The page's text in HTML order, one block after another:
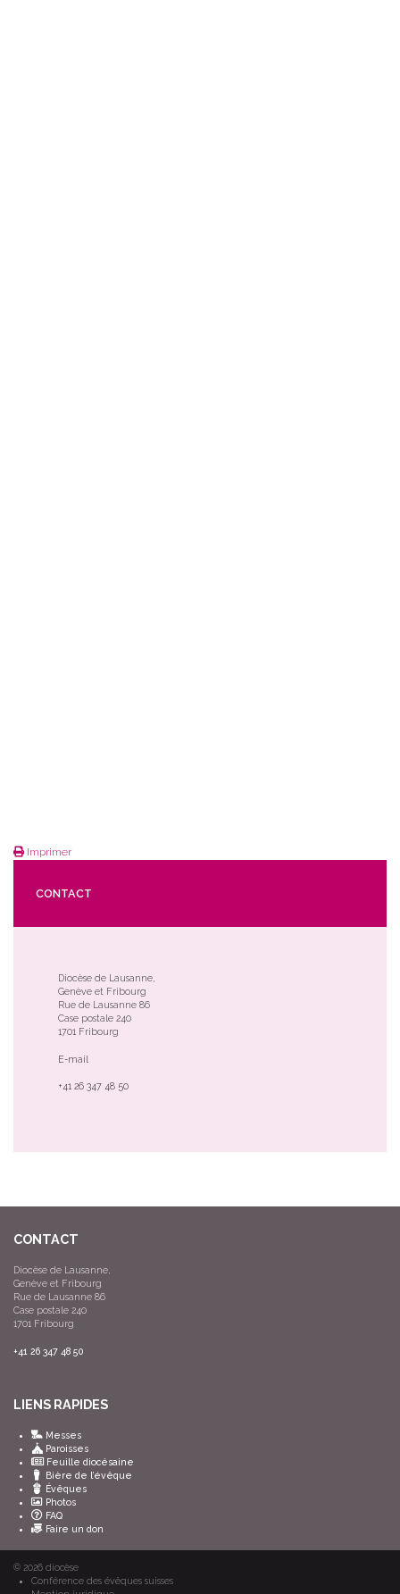
Imprimer
CONTACT
Diocèse de Lausanne,
Genève et Fribourg
Rue de Lausanne 86
Case postale 240
1701 Fribourg
E-mail
+41 26 347 48 50
CONTACT
Diocèse de Lausanne,
Genève et Fribourg
Rue de Lausanne 86
Case postale 240
1701 Fribourg
+41 26 347 48 50
LIENS RAPIDES
Messes
Paroisses
Feuille diocésaine
Bière de l’évêque
Évêques
Photos
FAQ
Faire un don
© 2026 diocèse
Conférence des évêques suisses